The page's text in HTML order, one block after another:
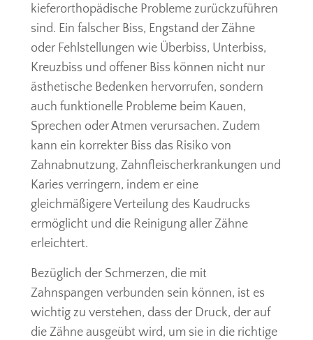
kieferorthopädische Probleme zurückzuführen
sind. Ein falscher Biss, Engstand der Zähne
oder Fehlstellungen wie Überbiss, Unterbiss,
Kreuzbiss und offener Biss können nicht nur
ästhetische Bedenken hervorrufen, sondern
auch funktionelle Probleme beim Kauen,
Sprechen oder Atmen verursachen. Zudem
kann ein korrekter Biss das Risiko von
Zahnabnutzung, Zahnfleischerkrankungen und
Karies verringern, indem er eine
gleichmäßigere Verteilung des Kaudrucks
ermöglicht und die Reinigung aller Zähne
erleichtert.
Bezüglich der Schmerzen, die mit
Zahnspangen verbunden sein können, ist es
wichtig zu verstehen, dass der Druck, der auf
die Zähne ausgeübt wird, um sie in die richtige